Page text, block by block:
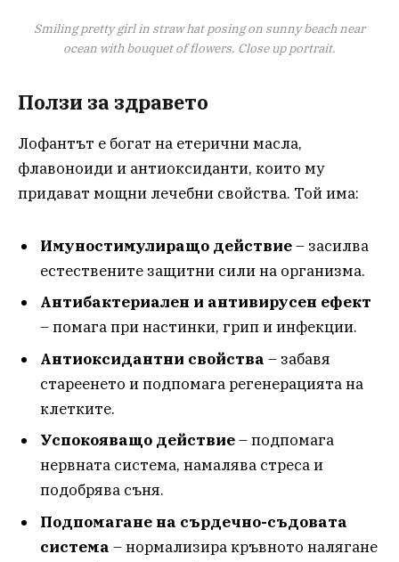
Smiling pretty girl in straw hat posing on sunny beach near
ocean with bouquet of flowers. Close up portrait.
Ползи за здравето
Лофантът е богат на етерични масла,
флавоноиди и антиоксиданти, които му
придават мощни лечебни свойства. Той има:
Имуностимулиращо действие– засилва
естествените защитни сили на организма.
Антибактериален и антивирусен ефект
– помага при настинки, грип и инфекции.
Антиоксидантни свойства – забавя
стареенето и подпомага регенерацията на
клетките.
Успокояващо действие– подпомага
нервната система, намалява стреса и
подобрява съня.
Подпомагане на сърдечно-съдовата
система – нормализира кръвното налягане